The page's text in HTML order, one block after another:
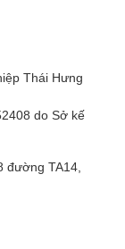
Thái Hưng
do Sở kế
đường TA14,